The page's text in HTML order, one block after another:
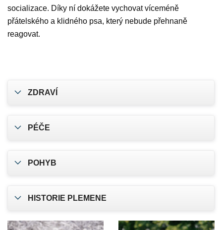
socializace. Díky ní dokážete vychovat víceméně
přátelského a klidného psa, který nebude přehnaně
reagovat.
ZDRAVÍ
PÉČE
POHYB
HISTORIE PLEMENE